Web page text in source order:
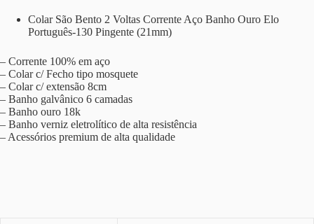
Colar São Bento 2 Voltas Corrente Aço Banho Ouro Elo
Português-130 Pingente (21mm)
– Corrente 100% em aço
– Colar c/ Fecho tipo mosquete
– Colar c/ extensão 8cm
– Banho galvânico 6 camadas
– Banho ouro 18k
– Banho verniz eletrolítico de alta resistência
– Acessórios premium de alta qualidade